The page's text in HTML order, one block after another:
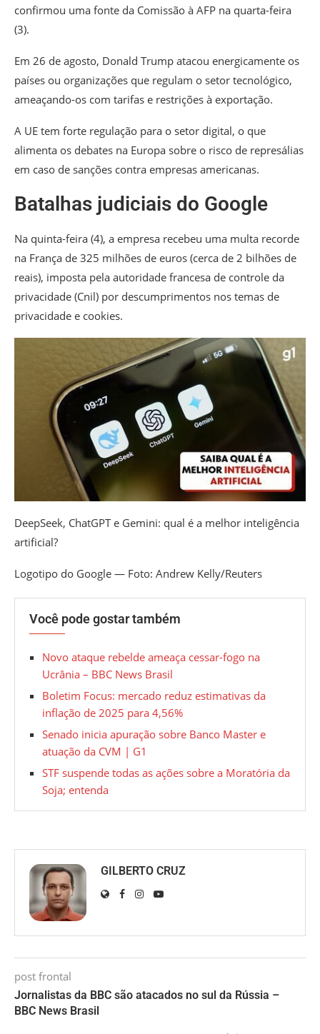
confirmou uma fonte da Comissão à AFP na quarta-feira
(3).
Em 26 de agosto, Donald Trump atacou energicamente os
países ou organizações que regulam o setor tecnológico,
ameaçando-os com tarifas e restrições à exportação.
A UE tem forte regulação para o setor digital, o que
alimenta os debates na Europa sobre o risco de represálias
em caso de sanções contra empresas americanas.
Batalhas judiciais do Google
Na quinta-feira (4), a empresa recebeu uma multa recorde
na França de 325 milhões de euros (cerca de 2 bilhões de
reais), imposta pela autoridade francesa de controle da
privacidade (Cnil) por descumprimentos nos temas de
privacidade e cookies.
DeepSeek, ChatGPT e Gemini: qual é a melhor inteligência
artificial?
Logotipo do Google — Foto: Andrew Kelly/Reuters
Você pode gostar também
Novo ataque rebelde ameaça cessar-fogo na
Ucrânia – BBC News Brasil
Boletim Focus: mercado reduz estimativas da
inflação de 2025 para 4,56%
Senado inicia apuração sobre Banco Master e
atuação da CVM | G1
STF suspende todas as ações sobre a Moratória da
Soja; entenda
GILBERTO CRUZ
post frontal
Jornalistas da BBC são atacados no sul da Rússia –
BBC News Brasil